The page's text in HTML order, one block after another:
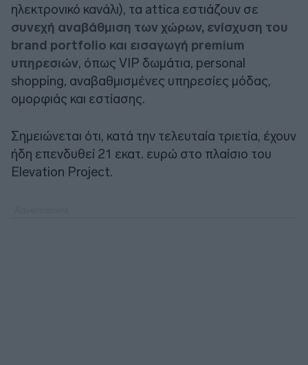
ηλεκτρονικό κανάλι), τα attica εστιάζουν σε
συνεχή αναβάθμιση των χώρων, ενίσχυση του
brand portfolio και εισαγωγή premium
υπηρεσιών, όπως VIP δωμάτια, personal
shopping, αναβαθμισμένες υπηρεσίες μόδας,
ομορφιάς και εστίασης.
Σημειώνεται ότι, κατά την τελευταία τριετία, έχουν
ήδη επενδυθεί 21 εκατ. ευρώ στο πλαίσιο του
Elevation Project.